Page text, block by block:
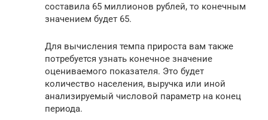
составила 65 миллионов рублей, то конечным
значением будет 65.
Для вычисления темпа прироста вам также
потребуется узнать конечное значение
оцениваемого показателя. Это будет
количество населения, выручка или иной
анализируемый числовой параметр на конец
периода.